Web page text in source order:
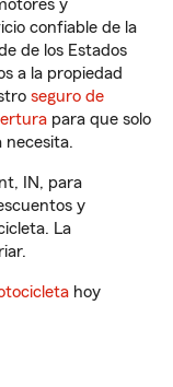
y
confiable de la
de los Estados
a la propiedad
seguro de
para que solo
necesita.
IN, para
y
La
hoy